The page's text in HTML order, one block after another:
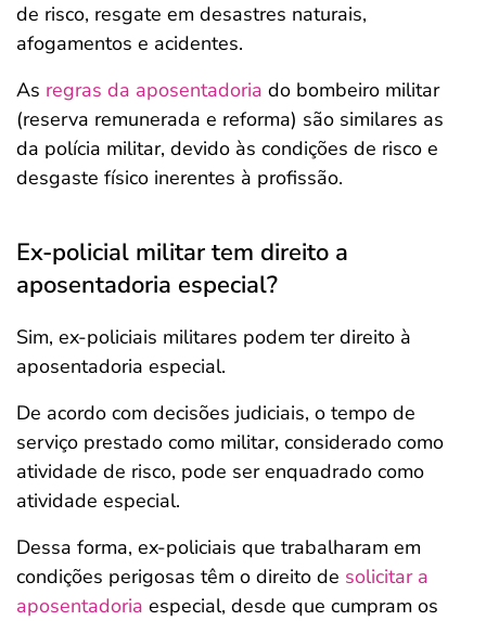
de risco, resgate em desastres naturais,
afogamentos e acidentes.
As regras da aposentadoria do bombeiro militar
(reserva remunerada e reforma) são similares as
da polícia militar, devido às condições de risco e
desgaste físico inerentes à profissão.
Ex-policial militar tem direito a
aposentadoria especial?
Sim, ex-policiais militares podem ter direito à
aposentadoria especial.
De acordo com decisões judiciais, o tempo de
serviço prestado como militar, considerado como
atividade de risco, pode ser enquadrado como
atividade especial.
Dessa forma, ex-policiais que trabalharam em
condições perigosas têm o direito de solicitar a
aposentadoria especial, desde que cumpram os